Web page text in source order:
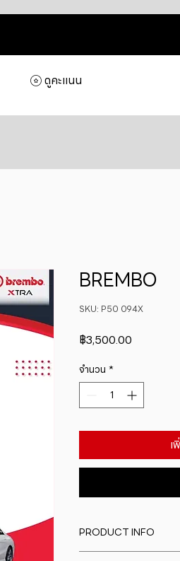
ดูคะแนน
BREMBO
SKU: P50 094X
฿3,500.00
จำนวน *
เ
PRODUCT INFO